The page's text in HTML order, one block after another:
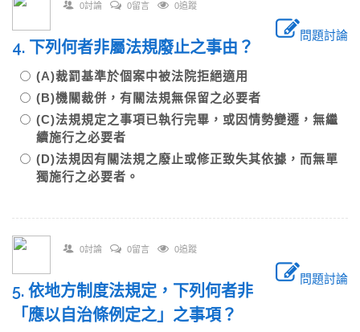
0討論 0留言 0追蹤
問題討論
4. 下列何者非屬法規廢止之事由？
(A)裁罰基準於個案中被法院拒絕適用
(B)機關裁併，有關法規無保留之必要者
(C)法規規定之事項已執行完畢，或因情勢變遷，無繼
續施行之必要者
(D)法規因有關法規之廢止或修正致失其依據，而無單
獨施行之必要者。
0討論 0留言 0追蹤
問題討論
5. 依地方制度法規定，下列何者非
「應以自治條例定之」之事項？